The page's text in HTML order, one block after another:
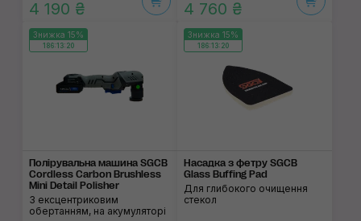
4 190 ₴ 4 760 ₴
Знижка 15%
186:13:19
Полірувальна машина SGCB
Cordless Carbon Brushless
Mini Detail Polisher
З ексцентриковим
обертанням, на акумуляторі
Знижка 15%
186:13:19
Насадка з фетру SGCB
Glass Buffing Pad
Для глибокого очищення
стекол